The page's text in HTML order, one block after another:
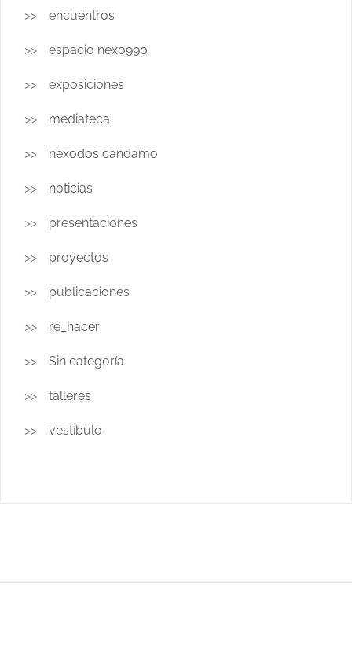
encuentros
espacio nexo990
exposiciones
mediateca
néxodos candamo
noticias
presentaciones
proyectos
publicaciones
re_hacer
Sin categoría
talleres
vestíbulo